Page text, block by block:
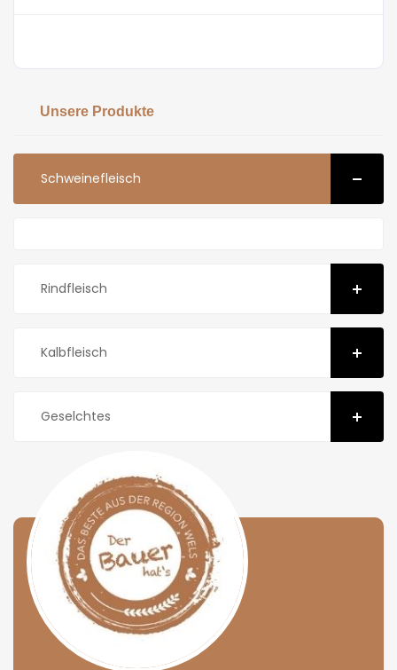
Unsere Produkte
Schweinefleisch
Rindfleisch
Kalbfleisch
Geselchtes